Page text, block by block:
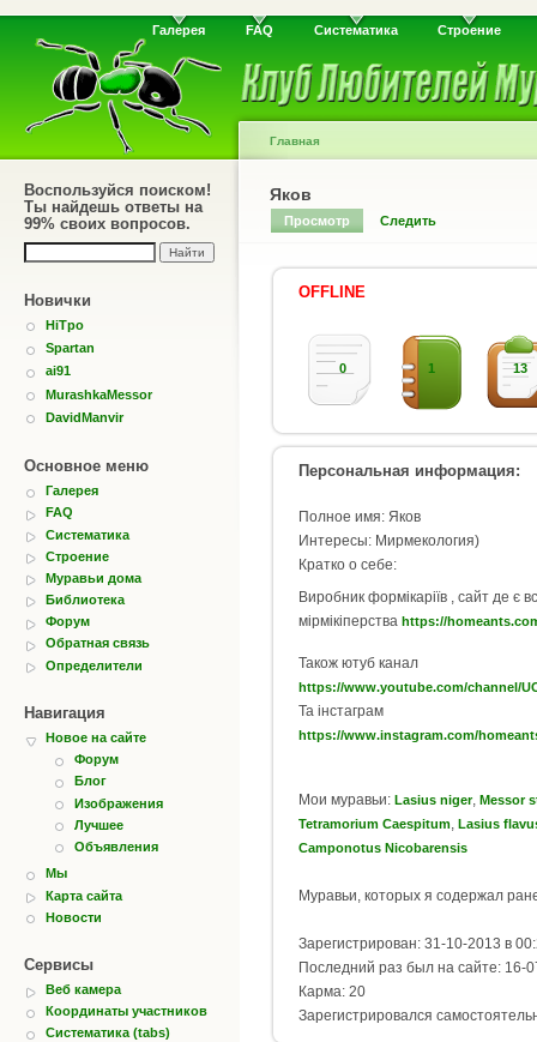
Галерея FAQ Систематика Строение
Воспользуйся поиском!
Ты найдешь ответы на
99% своих вопросов.
Новички
HiTpo
Spartan
ai91
MurashkaMessor
DavidManvir
Основное меню
Галерея
FAQ
Систематика
Строение
Муравьи дома
Библиотека
Форум
Обратная связь
Определители
Навигация
Новое на сайте
Форум
Блог
Изображения
Лучшее
Объявления
Мы
Карта сайта
Новости
Сервисы
Веб камера
Координаты участников
Систематика (tabs)
Главная
Яков
Просмотр Следить
OFFLINE
0 1 13
Персональная информация:
Полное имя: Яков
Интересы: Мирмекология)
Кратко о себе:
Виробник формікаріїв , сайт де є
мірмікіперства https://
Також ютуб канал
https://www.youtube.com/channel/
Та інстаграм
https://www.instagram.com/
Мои муравьи: Lasius niger, Messor
Tetramorium Caespitum, Lasius
Camponotus Nicobarensis
Муравьи, которых я содержал
Зарегистрирован: 31-10-2013 в
Последний раз был на сайте: 16-
Карма: 20
Зарегистрировался